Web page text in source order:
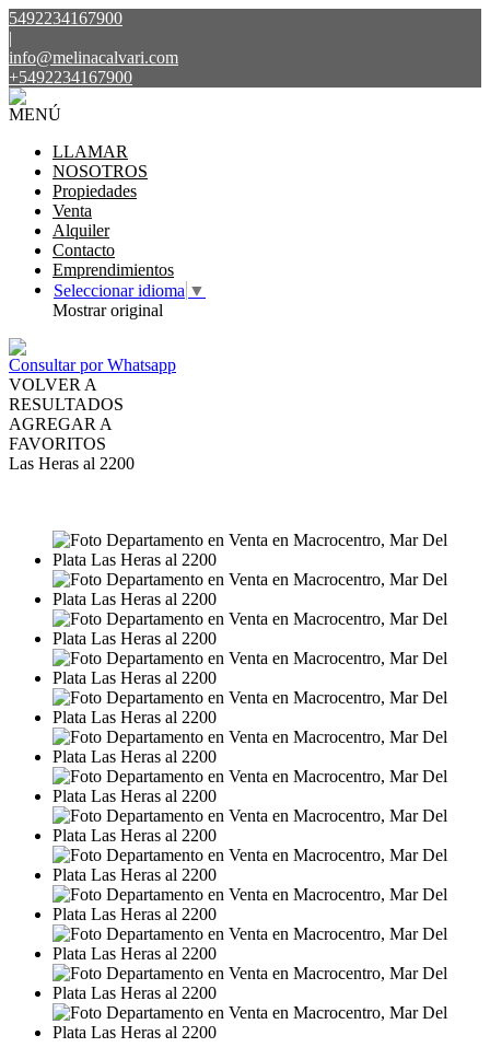
5492234167900
|
info@melinacalvari.com
+5492234167900
MENÚ
LLAMAR
NOSOTROS
Propiedades
Venta
Alquiler
Contacto
Emprendimientos
Seleccionar idioma ▼
Mostrar original
Consultar por Whatsapp
VOLVER A
RESULTADOS
AGREGAR A
FAVORITOS
Las Heras al 2200